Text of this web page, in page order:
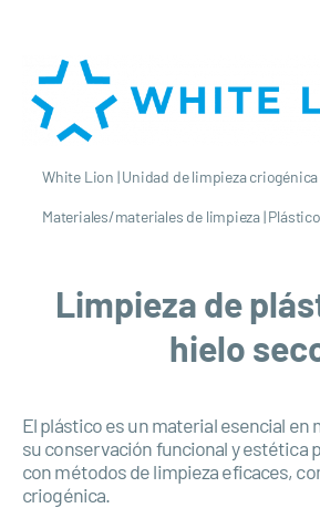
White Lion |Unidad de limpieza criogénica
Materiales/materiales de limpieza|
Limpieza de
hielo
El plástico es un material esencial en
su conservación funcional y estética
con métodos de limpieza eficaces,
criogénica.